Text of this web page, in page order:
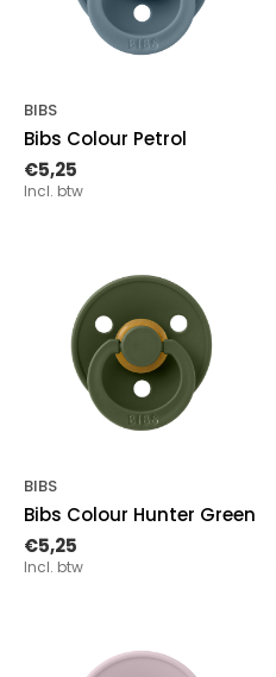
BIBS
Bibs Colour Petrol
€5,25
Incl. btw
BIBS
Bibs Colour Hunter Green
€5,25
Incl. btw